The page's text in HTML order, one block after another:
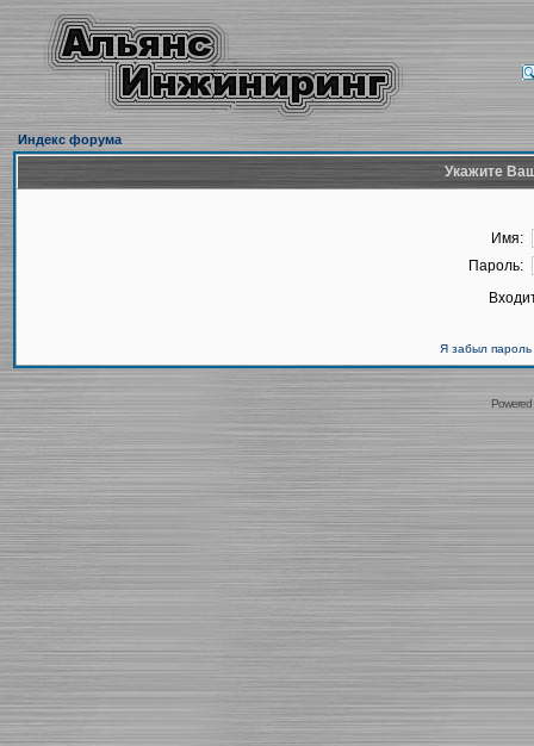
Индекс форума
Укажите
Имя:
Пароль:
Я забыл пароль